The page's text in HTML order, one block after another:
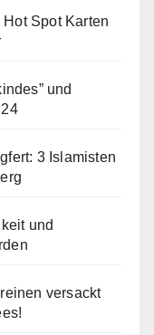
Spot Karten
und
3 Islamisten
und
versackt